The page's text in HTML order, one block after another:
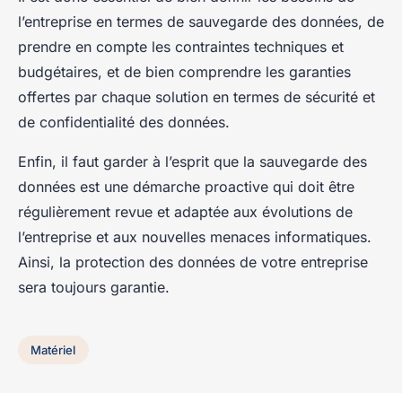
l’entreprise en termes de sauvegarde des données, de
prendre en compte les contraintes techniques et
budgétaires, et de bien comprendre les garanties
offertes par chaque solution en termes de sécurité et
de confidentialité des données.
Enfin, il faut garder à l’esprit que la sauvegarde des
données est une démarche proactive qui doit être
régulièrement revue et adaptée aux évolutions de
l’entreprise et aux nouvelles menaces informatiques.
Ainsi, la protection des données de votre entreprise
sera toujours garantie.
Matériel